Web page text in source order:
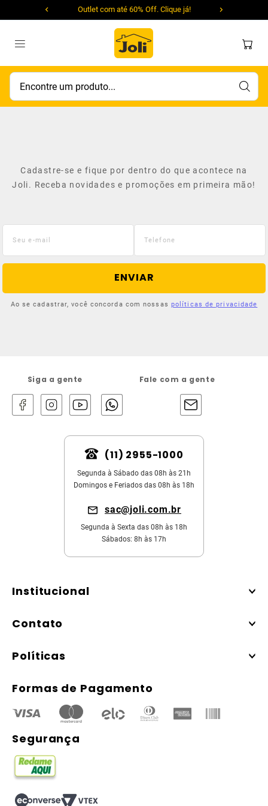
Outlet com até 60% Off. Clique já!
Encontre um produto...
Cadastre-se e fique por dentro do que acontece na
Joli. Receba novidades e promoções em primeira mão!
ENVIAR
Ao se cadastrar, você concorda com nossas políticas de privacidade
Siga a gente Fale com a gente
(11) 2955-1000
Segunda à Sábado das 08h às 21h
Domingos e Feriados das 08h às 18h
sac@joli.com.br
Segunda à Sexta das 08h às 18h
Sábados: 8h às 17h
Institucional
Contato
Políticas
Formas de Pagamento
Segurança